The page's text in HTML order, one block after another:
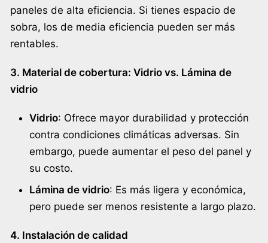
paneles de alta eficiencia. Si tienes espacio de
sobra, los de media eficiencia pueden ser más
rentables.
3. Material de cobertura: Vidrio vs. Lámina de
vidrio
Vidrio: Ofrece mayor durabilidad y protección
contra condiciones climáticas adversas. Sin
embargo, puede aumentar el peso del panel y
su costo.
Lámina de vidrio: Es más ligera y económica,
pero puede ser menos resistente a largo plazo.
4. Instalación de calidad